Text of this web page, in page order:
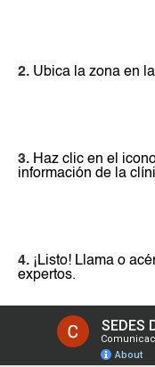
2. Ubica la zona en
3. Haz clic en el
información de la
4. ¡Listo! Llama o
expertos.